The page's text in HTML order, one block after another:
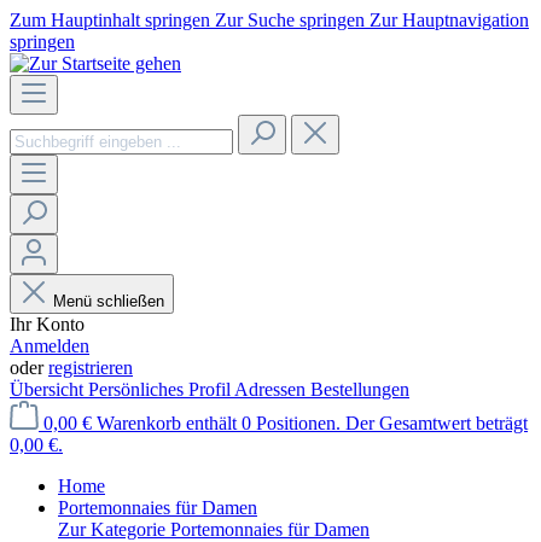
Zum Hauptinhalt springen Zur Suche springen Zur Hauptnavigation
springen
Menü schließen
Ihr Konto
Anmelden
oderregistrieren
Übersicht Persönliches Profil Adressen Bestellungen
0,00 € Warenkorb enthält 0 Positionen. Der Gesamtwert beträgt
0,00 €.
Home
Portemonnaies für Damen
Zur Kategorie Portemonnaies für Damen